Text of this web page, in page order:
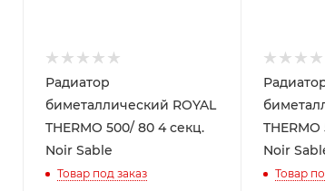
Радиатор
биметаллический ROYAL
THERMO 500/ 80 4 секц.
Noir Sable
Товар под заказ
THERMO 500/
Noir
Товар